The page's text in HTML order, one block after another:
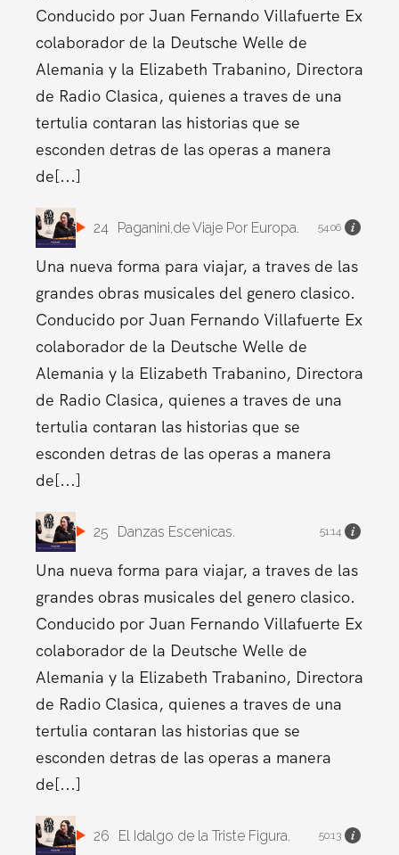
Conducido por Juan Fernando Villafuerte Ex
colaborador de la Deutsche Welle de
Alemania y la Elizabeth Trabanino, Directora
de Radio Clasica, quienes a traves de una
tertulia contaran las historias que se
esconden detras de las operas a manera
de[...]
24 Paganini,de Viaje Por Europa. 54:06
Una nueva forma para viajar, a traves de las
grandes obras musicales del genero clasico.
Conducido por Juan Fernando Villafuerte Ex
colaborador de la Deutsche Welle de
Alemania y la Elizabeth Trabanino, Directora
de Radio Clasica, quienes a traves de una
tertulia contaran las historias que se
esconden detras de las operas a manera
de[...]
25 Danzas Escenicas. 51:14
Una nueva forma para viajar, a traves de las
grandes obras musicales del genero clasico.
Conducido por Juan Fernando Villafuerte Ex
colaborador de la Deutsche Welle de
Alemania y la Elizabeth Trabanino, Directora
de Radio Clasica, quienes a traves de una
tertulia contaran las historias que se
esconden detras de las operas a manera
de[...]
26 El Idalgo de la Triste Figura. 50:13